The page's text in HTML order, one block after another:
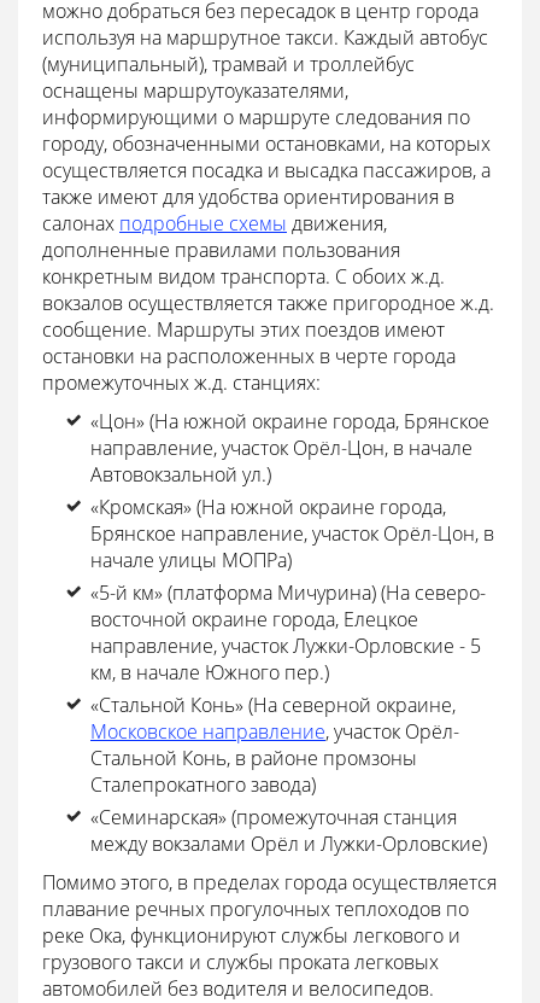
можно добраться без пересадок в центр города
используя на маршрутное такси. Каждый автобус
(муниципальный), трамвай и троллейбус
оснащены маршрутоуказателями,
информирующими о маршруте следования по
городу, обозначенными остановками, на которых
осуществляется посадка и высадка пассажиров, а
также имеют для удобства ориентирования в
салонах подробные схемы движения,
дополненные правилами пользования
конкретным видом транспорта. С обоих ж.д.
вокзалов осуществляется также пригородное ж.д.
сообщение. Маршруты этих поездов имеют
остановки на расположенных в черте города
промежуточных ж.д. станциях:
«Цон» (На южной окраине города, Брянское
направление, участок Орёл-Цон, в начале
Автовокзальной ул.)
«Кромская» (На южной окраине города,
Брянское направление, участок Орёл-Цон, в
начале улицы МОПРа)
«5-й км» (платформа Мичурина) (На северо-
восточной окраине города, Елецкое
направление, участок Лужки-Орловские - 5
км, в начале Южного пер.)
«Стальной Конь» (На северной окраине,
Московское направление, участок Орёл-
Стальной Конь, в районе промзоны
Сталепрокатного завода)
«Семинарская» (промежуточная станция
между вокзалами Орёл и Лужки-Орловские)
Помимо этого, в пределах города осуществляется
плавание речных прогулочных теплоходов по
реке Ока, функционируют службы легкового и
грузового такси и службы проката легковых
автомобилей без водителя и велосипедов.